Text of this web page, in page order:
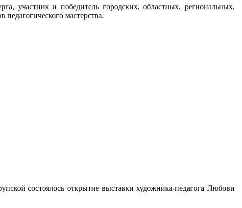
участник и победитель городских, областных, региональных,
мастерства.
состоялось открытие выставки художника-педагога Любови